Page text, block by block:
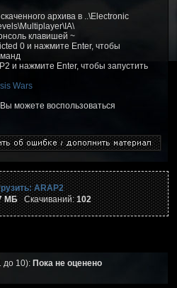
архива в ..\Electronic
клавишей ~
0 и нажмите Enter, чтобы
и нажмите Enter, чтобы запустить
Wars
можете воспользоваться
ARAP2
МБСкачиваний:102
до 10): Пока не оценено